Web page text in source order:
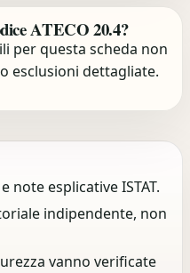
ATECO 20.4?
per questa scheda non
esclusioni dettagliate.
esplicative ISTAT.
indipendente, non
vanno verificate